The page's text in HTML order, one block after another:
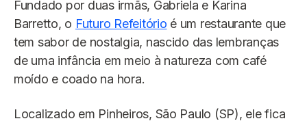
Fundado por duas irmãs, Gabriela e Karina
Barretto, o Futuro Refeitório é um restaurante que
tem sabor de nostalgia, nascido das lembranças
de uma infância em meio à natureza com café
moído e coado na hora.
Localizado em Pinheiros, São Paulo (SP), ele fica